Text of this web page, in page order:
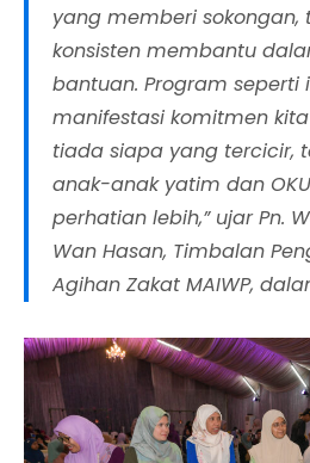
yang memberi sokongan,
konsisten membantu
bantuan. Program seperti
manifestasi komitmen
tiada siapa yang tercicir,
anak-anak yatim dan
perhatian lebih,” ujar Pn.
Wan Hasan, Timbalan
Agihan Zakat MAIWP,